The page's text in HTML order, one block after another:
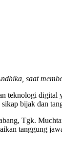
saat
teknologi digital
bijak dan
Tgk.
tanggung